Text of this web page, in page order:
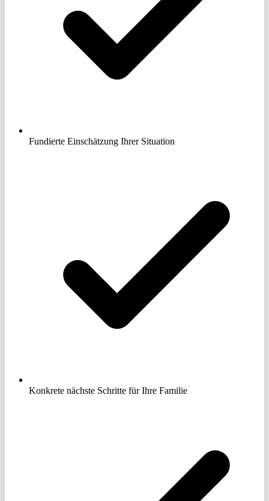
Fundierte Einschätzung Ihrer Situation
Konkrete nächste Schritte für Ihre Familie